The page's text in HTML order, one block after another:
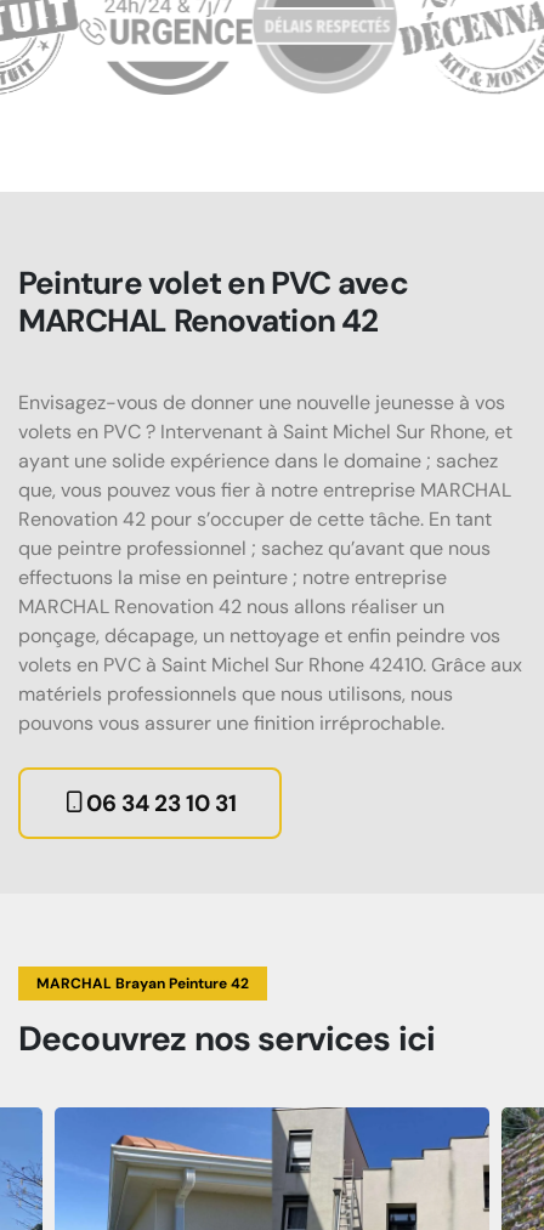
Peinture volet en PVC avec
MARCHAL Renovation 42
Envisagez-vous de donner une nouvelle jeunesse à vos
volets en PVC ? Intervenant à Saint Michel Sur Rhone, et
ayant une solide expérience dans le domaine ; sachez
que, vous pouvez vous fier à notre entreprise MARCHAL
Renovation 42 pour s’occuper de cette tâche. En tant
que peintre professionnel ; sachez qu’avant que nous
effectuons la mise en peinture ; notre entreprise
MARCHAL Renovation 42 nous allons réaliser un
ponçage, décapage, un nettoyage et enfin peindre vos
volets en PVC à Saint Michel Sur Rhone 42410. Grâce aux
matériels professionnels que nous utilisons, nous
pouvons vous assurer une finition irréprochable.
06 34 23 10 31
MARCHAL Brayan Peinture 42
Decouvrez nos services ici